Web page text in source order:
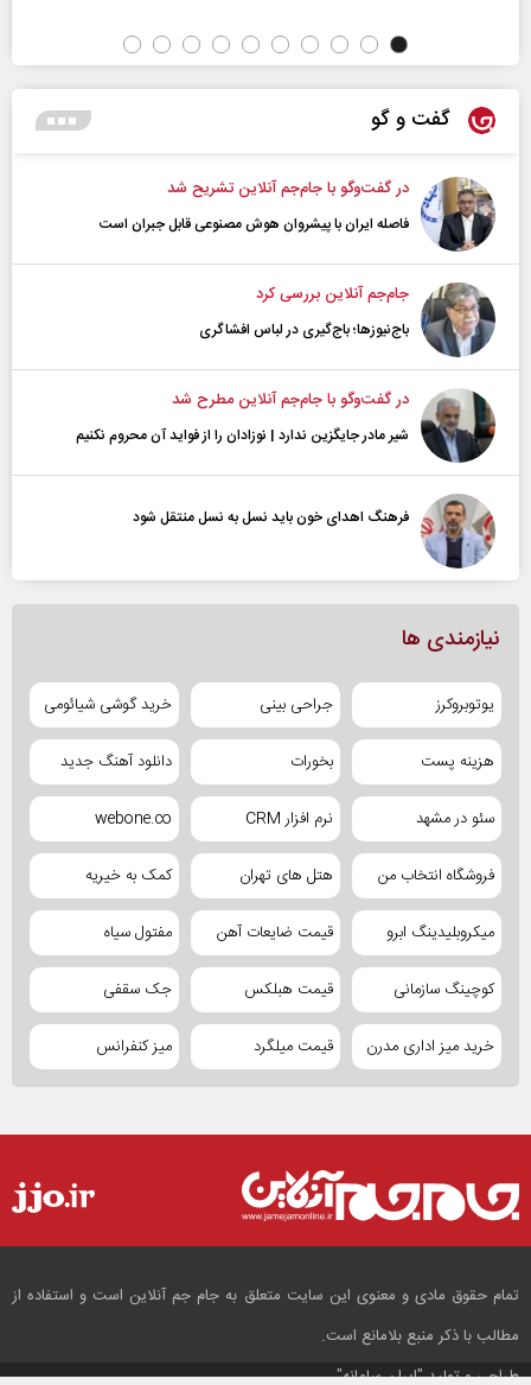
گفت و گو
در گفت‌و‌گو با جام‌جم آنلاین تشریح شد
فاصله ایران با پیشرو‌ان هوش مصنوعی قابل جبران است
جام‌جم آنلاین بررسی کرد
باج‌نیوزها؛ باج‌گیری در لباس افشاگری
در گفت‌و‌گو با جام‌جم آنلاین مطرح شد
شیر مادر جایگزین ندارد | نوزادان را از فواید آن محروم نکنیم
فرهنگ اهدای خون باید نسل به نسل منتقل شود
نیازمندی ها
یوتوبروکرز جراحی بینی خرید گوشی شیائومی
هزینه پست بخورات دانلود آهنگ جدید
سئو در مشهد نرم افزار CRM webone.co
فروشگاه انتخاب من هتل های تهران کمک به خیریه
میکروبلیدینگ ابرو قیمت ضایعات آهن مفتول سیاه
کوچینگ سازمانی قیمت هبلکس جک سقفی
خرید میز اداری مدرن قیمت میلگرد میز کنفرانس
تمام حقوق مادی و معنوی این سایت متعلق به جام جم آنلاین است و استفاده از
مطالب با ذکر منبع بلامانع است.
طراحی و تولید"ایران سامانه"